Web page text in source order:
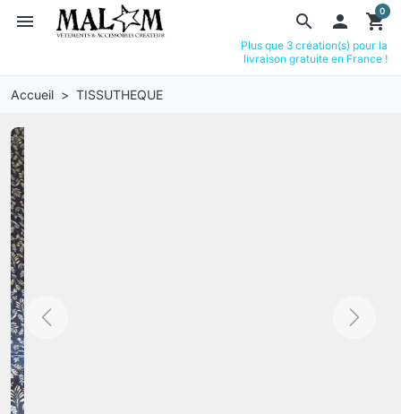
search
menu  shopping_cart
0
Plus que 3 création(s) pour la
livraison gratuite en France !
Accueil TISSUTHEQUE
Previous Next